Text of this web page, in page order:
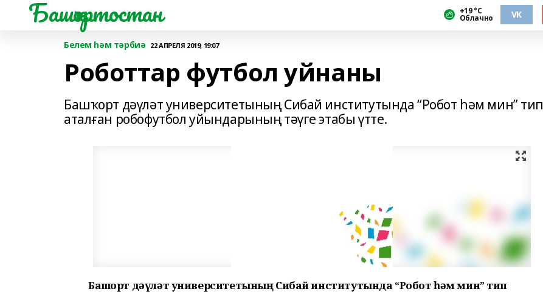
Башҡортостан +19 °С
Облачно VK
Белем һәм тәрбиә 22 АПРЕЛЯ 2019, 19:07
Роботтар футбол уйнаны
Башҡорт дәүләт университетының Сибай институтында “Робот һәм мин” тип
аталған робофутбол уйындарының тәүге этабы үтте.
Башҡорт дәүләт университетының Сибай институтында “Робот һәм мин” тип